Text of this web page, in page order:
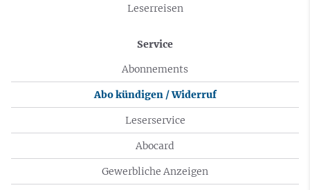
Leserreisen
Service
Abonnements
Abo kündigen / Widerruf
Leserservice
Abocard
Gewerbliche Anzeigen